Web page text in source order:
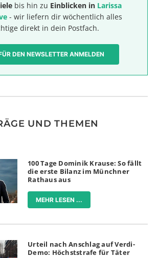
bis hin zu Einblicken in Larissa
- wir liefern dir wöchentlich alles
direkt in dein Postfach.
DEN NEWSLETTER ANMELDEN
UND THEMEN
100 Tage Dominik Krause: So fällt
die erste Bilanz im Münchner
Rathaus aus
MEHR LESEN ...
Urteil nach Anschlag auf Verdi-
Demo: Höchststrafe für Täter